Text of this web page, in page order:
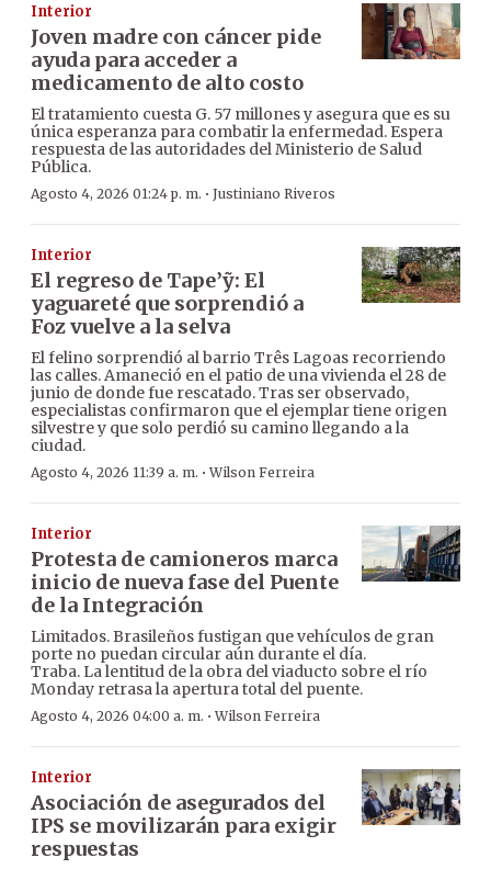
Interior
Joven madre con cáncer pide
ayuda para acceder a
medicamento de alto costo
El tratamiento cuesta G. 57 millones y asegura que es su
única esperanza para combatir la enfermedad. Espera
respuesta de las autoridades del Ministerio de Salud
Pública.
Agosto 4, 2026 01:24 p. m. · Justiniano Riveros
Interior
El regreso de Tape’ỹ: El
yaguareté que sorprendió a
Foz vuelve a la selva
El felino sorprendió al barrio Três Lagoas recorriendo
las calles. Amaneció en el patio de una vivienda el 28 de
junio de donde fue rescatado. Tras ser observado,
especialistas confirmaron que el ejemplar tiene origen
silvestre y que solo perdió su camino llegando a la
ciudad.
Agosto 4, 2026 11:39 a. m. ·Wilson Ferreira
Interior
Protesta de camioneros marca
inicio de nueva fase del Puente
de la Integración
Limitados. Brasileños fustigan que vehículos de gran
porte no puedan circular aún durante el día.
Traba. La lentitud de la obra del viaducto sobre el río
Monday retrasa la apertura total del puente.
Agosto 4, 2026 04:00 a. m. ·Wilson Ferreira
Interior
Asociación de asegurados del
IPS se movilizarán para exigir
respuestas